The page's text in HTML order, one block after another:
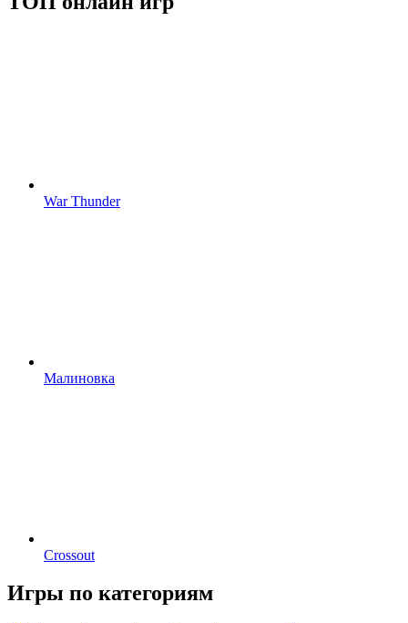
War Thunder
Малиновка
Crossout
Игры по категориям